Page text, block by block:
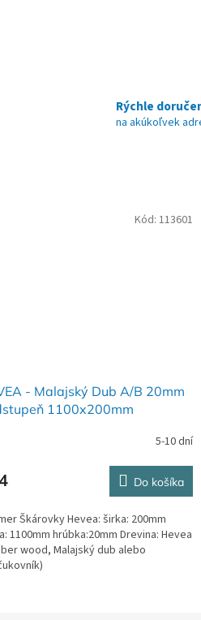
Rýchle
na akúkoľvek
- Malajský Dub A/B 20mm
1100x200mm
5-10 dní
Do košíka
Škárovky Hevea: širka: 200mm
1100mm hrúbka:20mm Drevina: Hevea
wood, Malajský dub alebo
Kód: 113601